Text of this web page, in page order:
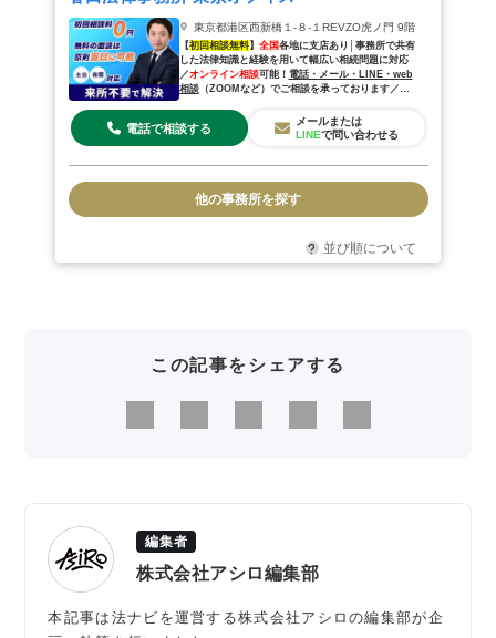
東京都港区⻄新橋１-８-１REVZO虎ノ門 9階
【初回相談無料】 全国各地に支店あり│事務所で共有
した法律知識と経験を用いて幅広い相続問題に対応
／オンライン相談可能！ 電話・メール・LINE・web
相談（ZOOM など）でご相談を承っております／
所相談
電話で相談する
メールまたは
LINEで問い合わせる
他の事務所を探す
並び順について
この記事をシェアする
編集者
株式会社アシロ編集部
本記事は法ナビを運営する株式会社アシロの編集部が企